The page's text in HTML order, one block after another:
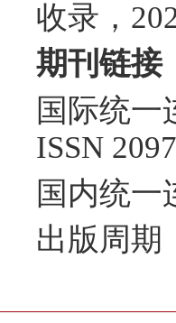
收录，
期刊链接
国际统一
ISSN
国内统一
出版周期